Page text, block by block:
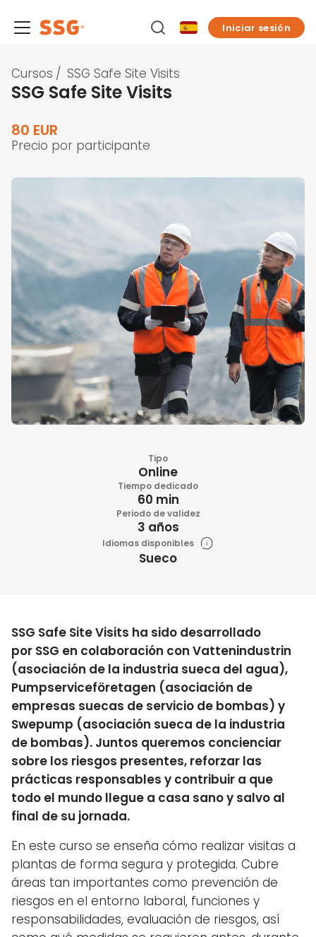
Iniciar sesión
Cursos / SSG Safe Site Visits
SSG Safe Site Visits
80 EUR
Precio por participante
Tipo
Online
Tiempo dedicado
60 min
Periodo de validez
3 años
Idiomas disponibles
Sueco
SSG Safe Site Visits ha sido desarrollado
por SSG en colaboración con Vattenindustrin
(asociación de la industria sueca del agua),
Pumpserviceföretagen (asociación de
empresas suecas de servicio de bombas) y
Swepump (asociación sueca de la industria
de bombas). Juntos queremos concienciar
sobre los riesgos presentes, reforzar las
prácticas responsables y contribuir a que
todo el mundo llegue a casa sano y salvo al
final de su jornada.
En este curso se enseña cómo realizar visitas a
plantas de forma segura y protegida. Cubre
áreas tan importantes como prevención de
riesgos en el entorno laboral, funciones y
responsabilidades, evaluación de riesgos, así